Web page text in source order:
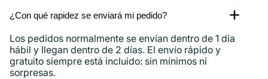
¿Con qué rapidez se enviará mi pedido?
Los pedidos normalmente se envían dentro de 1 día
hábil y llegan dentro de 2 días. El envío rápido y
gratuito siempre está incluido: sin mínimos ni
sorpresas.